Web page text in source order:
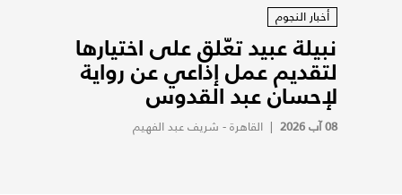
أخبار النجوم
نبيلة عبيد تعّلق على اختيارها
لتقديم عمل إذاعي عن رواية
لإحسان عبد القدوس
08 آب 2026 | القاهرة - شريف عبد الفهيم